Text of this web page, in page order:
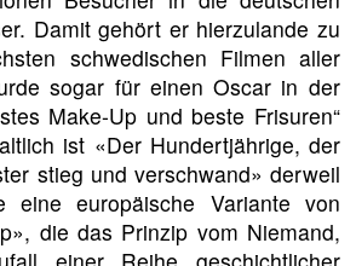
Damit gehört er hierzulande zu
schwedischen Filmen aller
sogar für einen Oscar in der
Make-Up und beste Frisuren“
ist «Der Hundertjährige, der
stieg und verschwand» derweil
eine europäische Variante von
die das Prinzip vom Niemand,